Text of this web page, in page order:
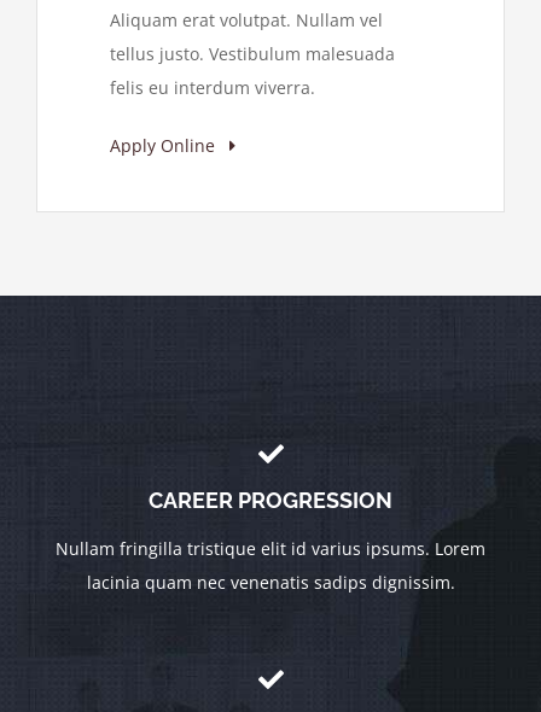
Aliquam erat volutpat. Nullam vel
tellus justo. Vestibulum malesuada
felis eu interdum viverra.
Apply Online
CAREER PROGRESSION
Nullam fringilla tristique elit id varius ipsums. Lorem
lacinia quam nec venenatis sadips dignissim.